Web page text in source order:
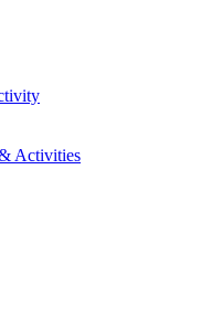
Activities